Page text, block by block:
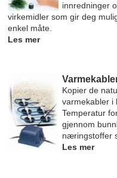
innredninger
virkemidler som gir deg
enkel måte.
Les mer
Kopier de
varmekabler i
Temperatur
gjennom
næringstoffer
Les mer